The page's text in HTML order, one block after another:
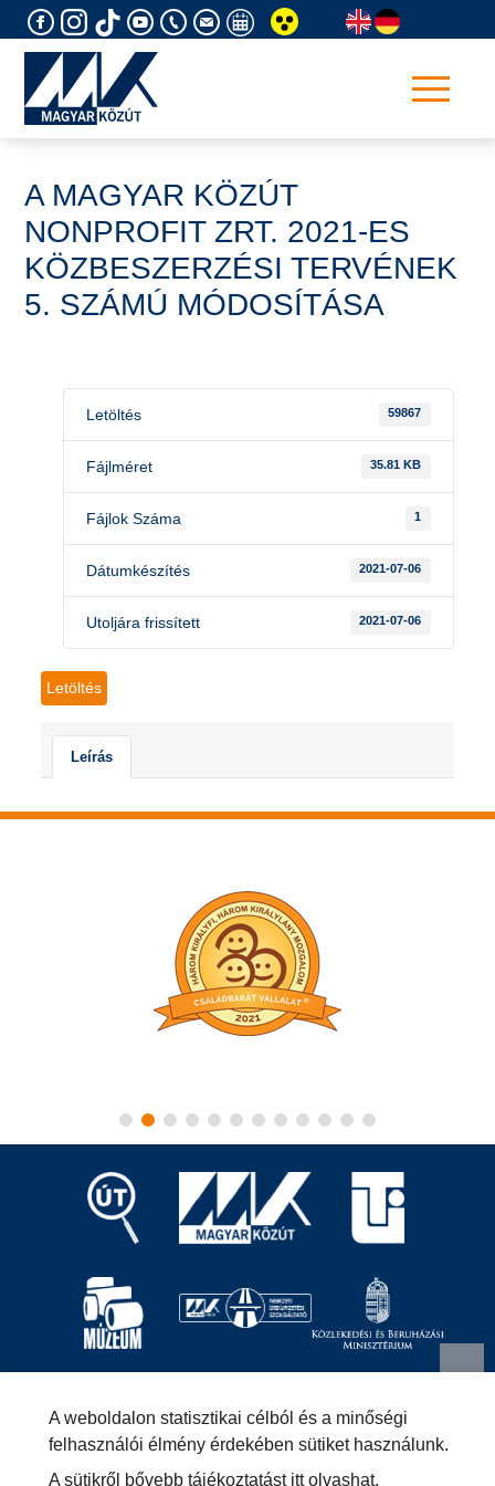
to
A MAGYAR KÖZÚT
NONPROFIT ZRT. 2021-ES
KÖZBESZERZÉSI TERVÉNEK
5. SZÁMÚ MÓDOSÍTÁSA
Letöltés 59867
Fájlméret 35.81 KB
Fájlok Száma 1
Dátumkészítés 2021-07-06
Utoljára frissített 2021-07-06
Letöltés
Leírás
1024 Budapest, Fényes
Elek utca 7-13.
+36 (1) 819-9000 info@kozut.hu
A weboldalon statisztikai célból és a minőségi
felhasználói élmény érdekében sütiket használunk.
A sütikről bővebb tájékoztatást itt olvashat.